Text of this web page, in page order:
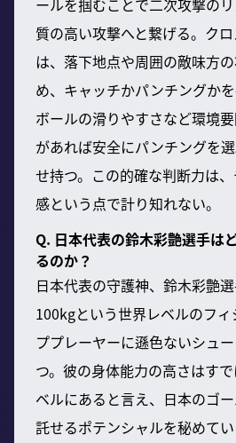
質の高い攻撃へと繋げる。ク
は、落下地点や周囲の敵味方
め、キャッチかパンチングか
ボールの滑りやすさなど環境
があれば安全にパンチングを
せ持つ。この的確な判断力は
感という点で計り知れない。
Q. 日本代表の鈴木彩艶選手は
るのか？
日本代表の守護神、鈴木彩艶選
100kgという世界レベルのフ
ププレーヤーに遜色ないシュ
つ。彼の身体能力の高さはす
ベルにあると言え、日本のゴ
託せるポテンシャルを秘めて